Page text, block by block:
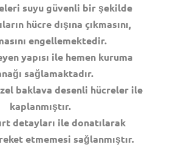
suyu güvenli bir şekilde
hücre dışına çıkmasını,
engellemektedir.
yapısı ile hemen kuruma
sağlamaktadır.
baklava desenli hücreler ile
kaplanmıştır.
detayları ile donatılarak
etmemesi sağlanmıştır.